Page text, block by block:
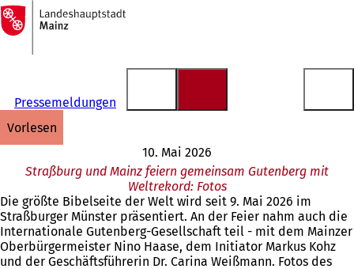
Inhalt anspringen
Zur
Startseite
Pressemeldungen
vorlesen
10. Mai 2026
Straßburg und Mainz feiern gemeinsam Gutenberg mit
Weltrekord: Fotos
Die größte Bibelseite der Welt wird seit 9. Mai 2026 im
Straßburger Münster präsentiert. An der Feier nahm auch die
Internationale Gutenberg-Gesellschaft teil - mit dem Mainzer
Oberbürgermeister Nino Haase, dem Initiator Markus Kohz
und der Geschäftsführerin Dr. Carina Weißmann. Fotos des